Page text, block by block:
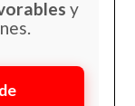
y